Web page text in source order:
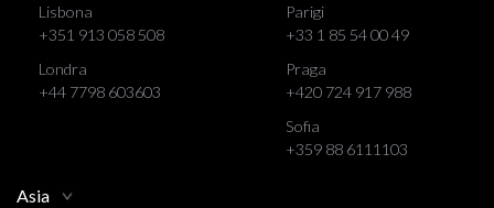
Lisbona
+351 913 058 508
Londra
+44 7798 603603
Parigi
+33 1 85 54 00 49
Praga
+420 724 917 988
Sofia
+359 88 6111103
Asia